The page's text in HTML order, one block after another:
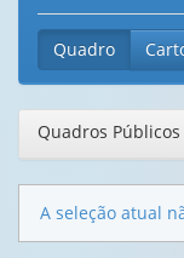
Quadro
Quadros Públicos
A seleção atual